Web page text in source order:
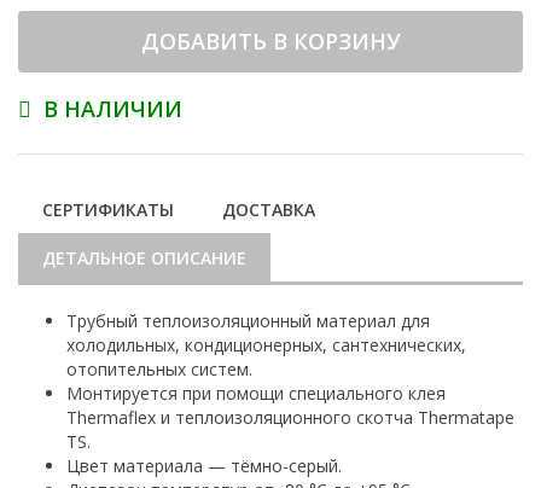
ДОБАВИТЬ В КОРЗИНУ
В НАЛИЧИИ
СЕРТИФИКАТЫ ДОСТАВКА
ДЕТАЛЬНОЕ ОПИСАНИЕ
Трубный теплоизоляционный материал для
холодильных, кондиционерных, сантехнических,
отопительных систем.
Монтируется при помощи специального клея
Thermaflex и теплоизоляционного скотча Thermatape
TS.
Цвет материала — тёмно-серый.